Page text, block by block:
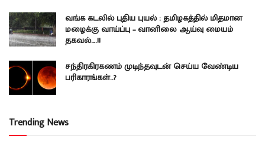
வங்க கடலில் புதிய புயல் : தமிழகத்தில் மிதமான
மழைக்கு வாய்ப்பு – வானிலை ஆய்வு மையம்
தகவல்….!!
சந்திரகிரகணம் முடிந்தவுடன் செய்ய வேண்டிய
பரிகாரங்கள்..?
Trending News